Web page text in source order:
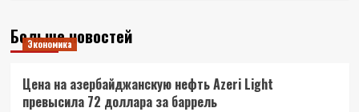
Больше новостей
Экономика
Цена на азербайджанскую нефть Azeri Light
превысила 72 доллара за баррель